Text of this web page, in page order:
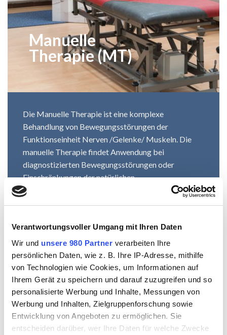
Verantwortungsvoller Umgang mit Ihren Daten
Wir und unsere 980 Partner verarbeiten Ihre
persönlichen Daten, wie z. B. Ihre IP-Adresse, mithilfe
von Technologien wie Cookies, um Informationen auf
Ihrem Gerät zu speichern und darauf zuzugreifen und so
personalisierte Werbung und Inhalte, Messungen von
Werbung und Inhalten, Zielgruppenforschung sowie
Entwicklung von Angeboten zu ermöglichen. Sie
entscheiden darüber, wer Ihre Daten für welche Zwecke
Manuelle
Therapie (MT)
Die Manuelle Therapie ist eine komplexe
Behandlung von Bewegungsstörungen der
Funktionseinheit Nerven /Gelenke/ Muskeln. Die
manuelle Therapie findet Anwendung bei
diagnostizierten Bewegungsstörungen oder
Einschränkungen der natürlichen
Bewegungsmotorik. Sie besteht aus der
z.B. eingeschränkter Beweglichkeit kommen
Techniken zur Mobilisation des Gelenkes zum
Einsatz. Durch das Lösen blockierter Gelenke, die
Dehnung verkürzter
Muskelgruppen und durch die Kräftigung von zu
schwachen Muskeln werden physiologische
Bewegungen wiedererlangt. Ein wichtiger Teil der